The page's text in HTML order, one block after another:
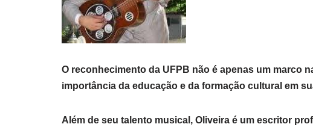
O reconhecimento da UFPB não é apenas um marco
importância da educação e da formação cultural em
Além de seu talento musical, Oliveira é um escritor